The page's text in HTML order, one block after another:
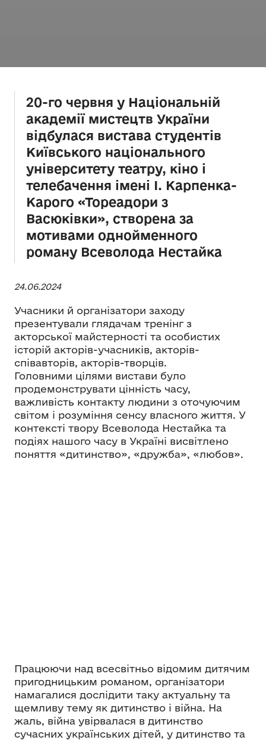
20-го червня у Національній
академії мистецтв України
відбулася вистава студентів
Київського національного
університету театру, кіно і
телебачення імені І. Карпенка-
Карого «Тореадори з
Васюківки», створена за
мотивами однойменного
роману Всеволода Нестайка
24.06.2024
Учасники й організатори заходу
презентували глядачам тренінг з
акторської майстерності та особистих
історій акторів-учасників, акторів-
співавторів, акторів-творців.
Головними цілями вистави було
продемонструвати цінність часу,
важливість контакту людини з оточуючим
світом і розуміння сенсу власного життя. У
контексті твору Всеволода Нестайка та
подіях нашого часу в Україні висвітлено
поняття «дитинство», «дружба», «любов».
Працюючи над всесвітньо відомим дитячим
пригодницьким романом, організатори
намагалися дослідити таку актуальну та
щемливу тему як дитинство і війна. На
жаль, війна увірвалася в дитинство
сучасних українських дітей, у дитинство та